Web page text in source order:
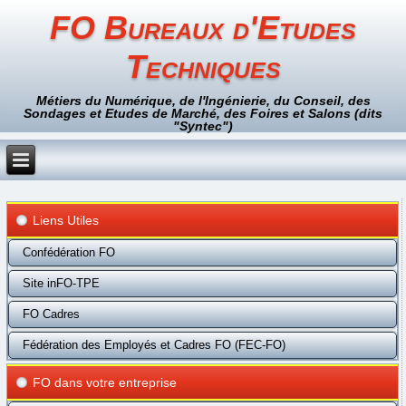
FO Bureaux d'Etudes
Techniques
Métiers du Numérique, de l'Ingénierie, du Conseil, des
Sondages et Etudes de Marché, des Foires et Salons (dits
"Syntec")
Liens Utiles
Confédération FO
Site inFO-TPE
FO Cadres
Fédération des Employés et Cadres FO (FEC-FO)
FO dans votre entreprise